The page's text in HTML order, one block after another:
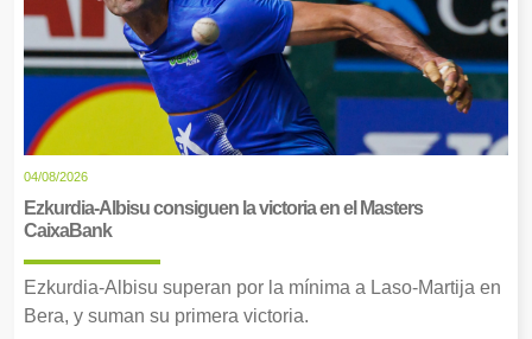
04/08/2026
Ezkurdia-Albisu consiguen la victoria en el Masters
CaixaBank
Ezkurdia-Albisu superan por la mínima a Laso-Martija en
Bera, y suman su primera victoria.